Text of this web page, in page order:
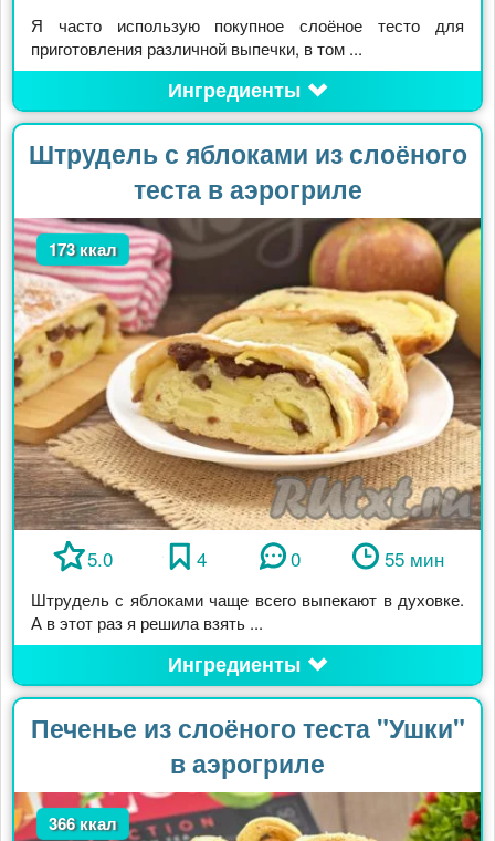
Я часто использую покупное слоёное тесто для
приготовления различной выпечки, в том ...
Ингредиенты
Штрудель с яблоками из слоёного
теста в аэрогриле
173 ккал
5.0 4 0 55 мин
Штрудель с яблоками чаще всего выпекают в духовке.
А в этот раз я решила взять ...
Ингредиенты
Печенье из слоёного теста "Ушки"
в аэрогриле
366 ккал